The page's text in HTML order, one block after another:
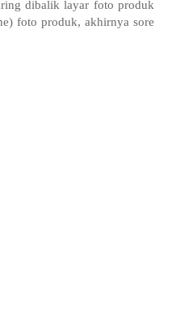
dibalik layar foto produk
foto produk, akhirnya sore